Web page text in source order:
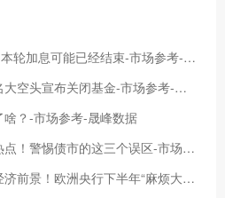
前美联储副主席“改口”：本轮加息可能已经结束-市场参考-晟峰科技数据
做空特斯拉后吃瘪！知名大空头宣布关闭基金-市场参考-晟峰科技数据
？-市场参考-晟峰数据
收益率狂飙成为市场大热点！警惕债市的这三个误区-市场参考-晟峰科技数据
通胀预期回升叠加悲观经济前景！欧洲央行下半年“麻烦大了”-市场参考-晟峰科技数据